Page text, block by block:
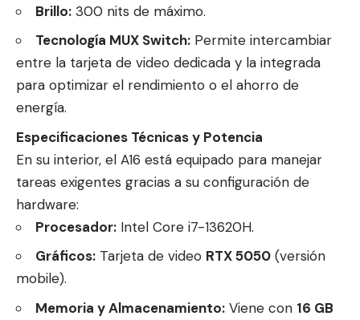
Brillo: 300 nits de máximo.
Tecnología MUX Switch: Permite intercambiar
entre la tarjeta de video dedicada y la integrada
para optimizar el rendimiento o el ahorro de
energía.
Especificaciones Técnicas y Potencia
En su interior, el A16 está equipado para manejar
tareas exigentes gracias a su configuración de
hardware:
Procesador: Intel Core i7-13620H.
Gráficos: Tarjeta de video RTX 5050 (versión
mobile).
Memoria y Almacenamiento: Viene con 16 GB